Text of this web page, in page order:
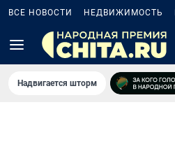
ВСЕ НОВОСТИ НЕДВИЖИМОСТЬ
Надвигается шторм